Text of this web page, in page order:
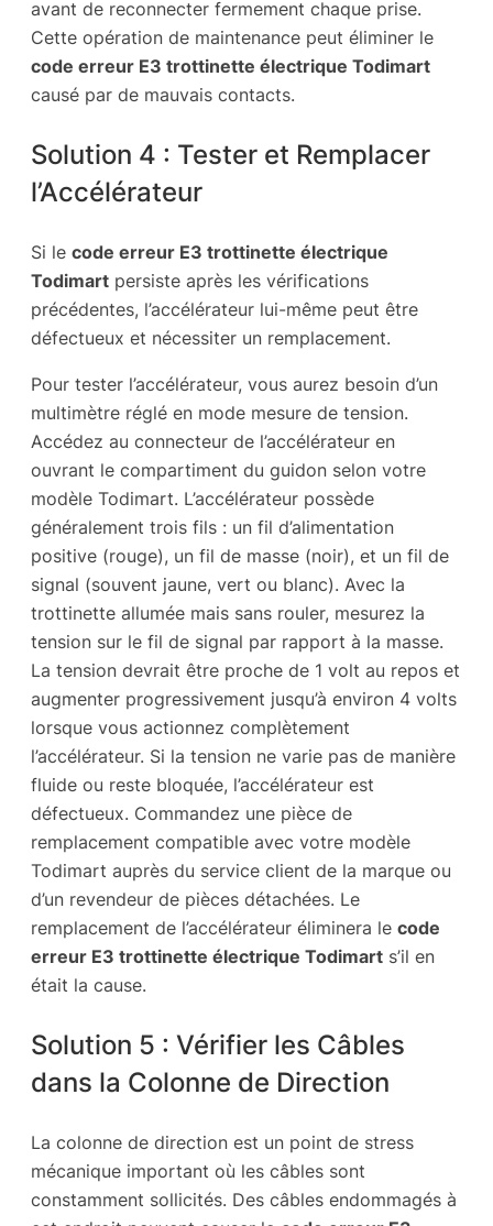
avant de reconnecter fermement chaque prise.
Cette opération de maintenance peut éliminer le
code erreur E3 trottinette électrique Todimart
causé par de mauvais contacts.
Solution 4 : Tester et Remplacer
l’Accélérateur
Si le code erreur E3 trottinette électrique
Todimart persiste après les vérifications
précédentes, l’accélérateur lui-même peut être
défectueux et nécessiter un remplacement.
Pour tester l’accélérateur, vous aurez besoin d’un
multimètre réglé en mode mesure de tension.
Accédez au connecteur de l’accélérateur en
ouvrant le compartiment du guidon selon votre
modèle Todimart. L’accélérateur possède
généralement trois fils : un fil d’alimentation
positive (rouge), un fil de masse (noir), et un fil de
signal (souvent jaune, vert ou blanc). Avec la
trottinette allumée mais sans rouler, mesurez la
tension sur le fil de signal par rapport à la masse.
La tension devrait être proche de 1 volt au repos et
augmenter progressivement jusqu’à environ 4 volts
lorsque vous actionnez complètement
l’accélérateur. Si la tension ne varie pas de manière
fluide ou reste bloquée, l’accélérateur est
défectueux. Commandez une pièce de
remplacement compatible avec votre modèle
Todimart auprès du service client de la marque ou
d’un revendeur de pièces détachées. Le
remplacement de l’accélérateur éliminera le code
erreur E3 trottinette électrique Todimart s’il en
était la cause.
Solution 5 : Vérifier les Câbles
dans la Colonne de Direction
La colonne de direction est un point de stress
mécanique important où les câbles sont
constamment sollicités. Des câbles endommagés à